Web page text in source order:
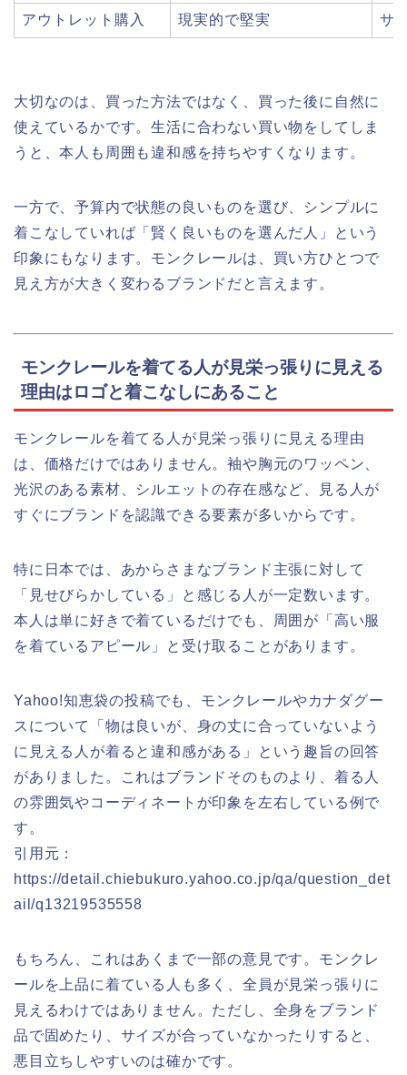
アウトレット購入 現実的で堅実 サ
大切なのは、買った方法ではなく、買った後に自然に
使えているかです。生活に合わない買い物をしてしま
うと、本人も周囲も違和感を持ちやすくなります。
一方で、予算内で状態の良いものを選び、シンプルに
着こなしていれば「賢く良いものを選んだ人」という
印象にもなります。モンクレールは、買い方ひとつで
見え方が大きく変わるブランドだと言えます。
モンクレールを着てる人が見栄っ張りに見える
理由はロゴと着こなしにあること
モンクレールを着てる人が見栄っ張りに見える理由
は、価格だけではありません。袖や胸元のワッペン、
光沢のある素材、シルエットの存在感など、見る人が
すぐにブランドを認識できる要素が多いからです。
特に日本では、あからさまなブランド主張に対して
「見せびらかしている」と感じる人が一定数います。
本人は単に好きで着ているだけでも、周囲が「高い服
を着ているアピール」と受け取ることがあります。
Yahoo!知恵袋の投稿でも、モンクレールやカナダグー
スについて「物は良いが、身の丈に合っていないよう
に見える人が着ると違和感がある」という趣旨の回答
がありました。これはブランドそのものより、着る人
の雰囲気やコーディネートが印象を左右している例で
す。
引用元：
https://detail.chiebukuro.yahoo.co.jp/qa/question_det
ail/q13219535558
もちろん、これはあくまで一部の意見です。モンクレ
ールを上品に着ている人も多く、全員が見栄っ張りに
見えるわけではありません。ただし、全身をブランド
品で固めたり、サイズが合っていなかったりすると、
悪目立ちしやすいのは確かです。